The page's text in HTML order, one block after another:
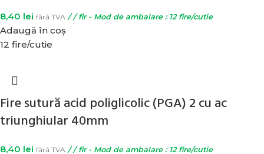
8,40 lei fără TVA / / fir - Mod de ambalare : 12 fire/cutie
Adaugă în coș
12 fire/cutie
Fire sutură acid poliglicolic (PGA) 2 cu ac
triunghiular 40mm
8,40 lei fără TVA / / fir - Mod de ambalare : 12 fire/cutie